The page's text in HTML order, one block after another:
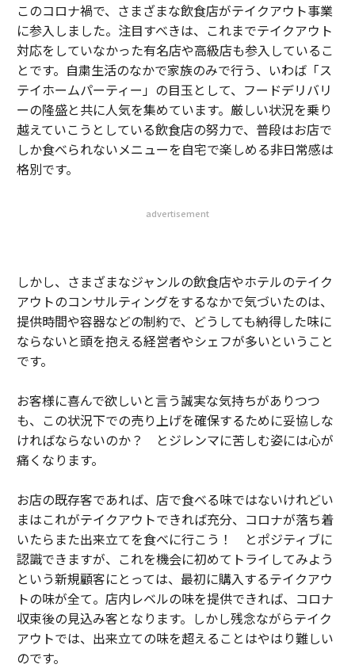
このコロナ禍で、さまざまな飲食店がテイクアウト事業
に参入しました。注目すべきは、これまでテイクアウト
対応をしていなかった有名店や高級店も参入しているこ
とです。自粛生活のなかで家族のみで行う、いわば「ス
テイホームパーティー」の目玉として、フードデリバリ
ーの隆盛と共に人気を集めています。厳しい状況を乗り
越えていこうとしている飲食店の努力で、普段はお店で
しか食べられないメニューを自宅で楽しめる非日常感は
格別です。
advertisement
しかし、さまざまなジャンルの飲食店やホテルのテイク
アウトのコンサルティングをするなかで気づいたのは、
提供時間や容器などの制約で、どうしても納得した味に
ならないと頭を抱える経営者やシェフが多いということ
です。
お客様に喜んで欲しいと言う誠実な気持ちがありつつ
も、この状況下での売り上げを確保するために妥協しな
ければならないのか？ とジレンマに苦しむ姿には心が
痛くなります。
お店の既存客であれば、店で食べる味ではないけれどい
まはこれがテイクアウトできれば充分、コロナが落ち着
いたらまた出来立てを食べに行こう！ とポジティブに
認識できますが、これを機会に初めてトライしてみよう
という新規顧客にとっては、最初に購入するテイクアウ
トの味が全て。店内レベルの味を提供できれば、コロナ
収束後の見込み客となります。しかし残念ながらテイク
アウトでは、出来立ての味を超えることはやはり難しい
のです。